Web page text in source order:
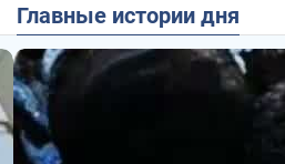
Главные истории дня